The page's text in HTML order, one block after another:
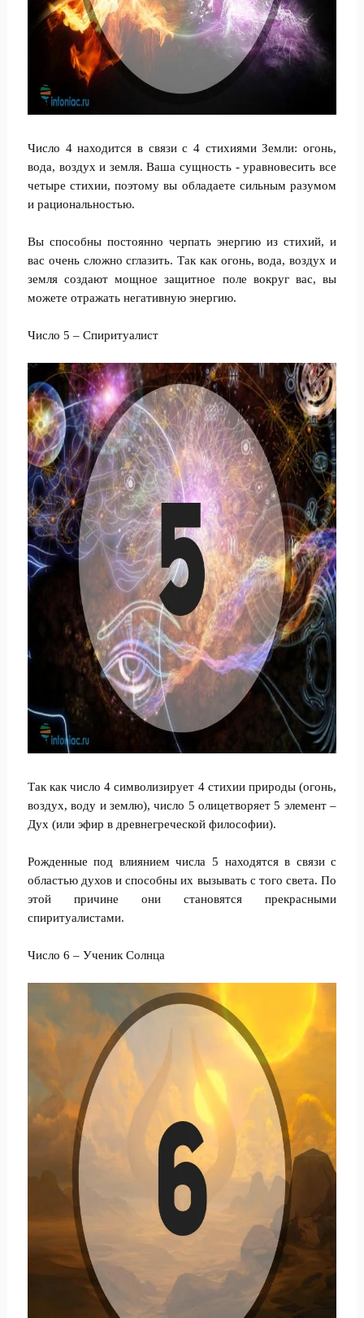
Число 4 находится в связи с 4 стихиями Земли: огонь,
вода, воздух и земля. Ваша сущность - уравновесить все
четыре стихии, поэтому вы обладаете сильным разумом
и рациональностью.
Вы способны постоянно черпать энергию из стихий, и
вас очень сложно сглазить. Так как огонь, вода, воздух и
земля создают мощное защитное поле вокруг вас, вы
можете отражать негативную энергию.
Число 5 – Спиритуалист
Так как число 4 символизирует 4 стихии природы (огонь,
воздух, воду и землю), число 5 олицетворяет 5 элемент –
Дух (или эфир в древнегреческой философии).
Рожденные под влиянием числа 5 находятся в связи с
областью духов и способны их вызывать с того света. По
этой причине они становятся прекрасными
спиритуалистами.
Число 6 – Ученик Солнца